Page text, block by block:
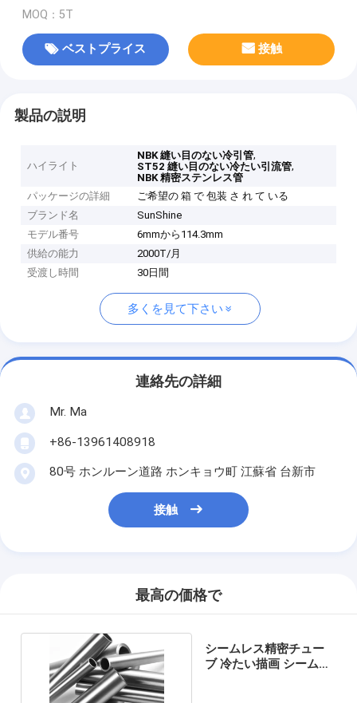
MOQ：5T
ベストプライス 接触
製品の説明
ハイライト
NBK 縫い目のない冷引管,
ST52 縫い目のない冷たい引流管,
NBK 精密ステンレス管
パッケージの詳細
ご希望の 箱 で 包装 さ れ て いる
ブランド名
SunShine
モデル番号
6mmから114.3mm
供給の能力
2000T/月
受渡し時間
30日間
多くを見て下さい
連絡先の詳細
Mr. Ma
+86-13961408918
80号 ホンルーン道路 ホンキョウ町 江蘇省 台新市
接触
最高の価格で
シームレス精密チュー
ブ 冷たい描画 シームレ